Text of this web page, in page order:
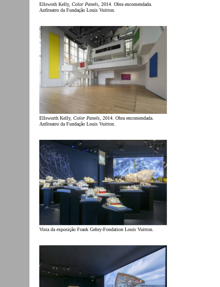
Ellswoth Kelly, Color Panels, 2014. Obra encomendada.
Anfiteatro da Fundação Louis Vuitton.
Ellsworth Kelly, Color Panels, 2014. Obra encomendada.
Anfiteatro da Fundação Louis Vuitton.
Vista da exposição Frank Gehry-Fondation Louis Vuitton.